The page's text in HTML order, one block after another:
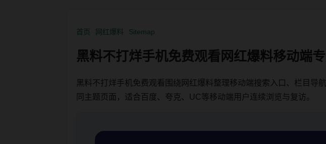
首页 网红爆料 Sitemap
黑料不打烊手机免费观看网红爆料移动端
黑料不打烊手机免费观看围绕网红爆料整理移动端搜索入口、栏目导
同主题页面，适合百度、夸克、UC等移动端用户连续浏览与复访。